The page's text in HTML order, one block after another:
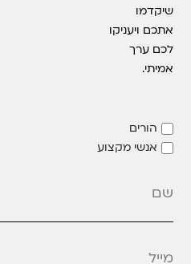
שיקדמו
אתכם ויעניקו
לכם ערך
אמיתי.
הורים
אנשי מקצוע